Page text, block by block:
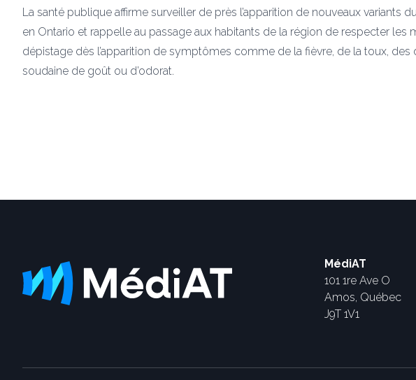
La santé publique affirme surveiller de près l’apparition de nouveaux variants
en Ontario et rappelle au passage aux habitants de la région de respecter les
dépistage dès l’apparition de symptômes comme de la fièvre, de la toux, des
soudaine de goût ou d’odorat.
MédiAT
101 1re Ave O
Amos, Québec
J9T 1V1